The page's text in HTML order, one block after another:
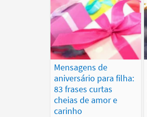
Mensagens de
aniversário para filha:
83 frases curtas
cheias de amor e
carinho